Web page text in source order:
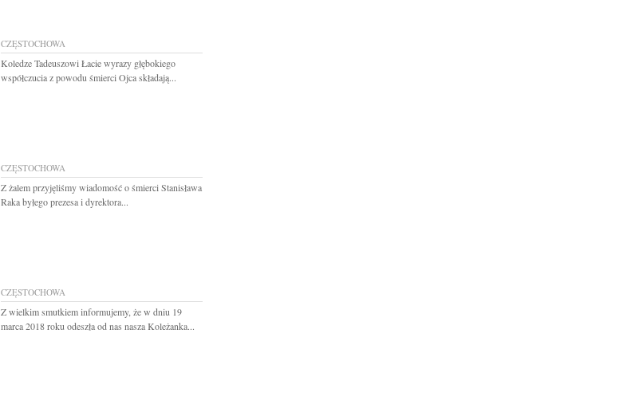
CZĘSTOCHOWA
Koledze Tadeuszowi Łacie wyrazy głębokiego
współczucia z powodu śmierci Ojca składają...
CZĘSTOCHOWA
Z żalem przyjęliśmy wiadomość o śmierci Stanisława
Raka byłego prezesa i dyrektora...
CZĘSTOCHOWA
Z wielkim smutkiem informujemy, że w dniu 19
marca 2018 roku odeszła od nas nasza Koleżanka...